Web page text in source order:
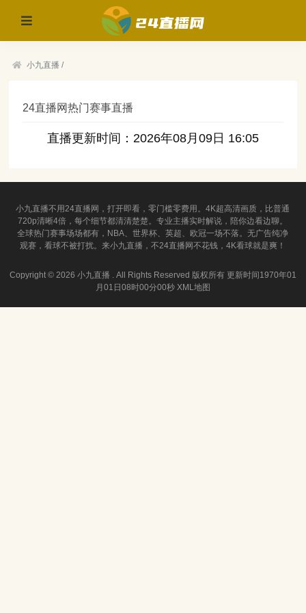
小九直播 /
24直播网热门赛事直播
直播更新时间：2026年08月09日 16:05
小九直播不用24直播网，打开即看，零门槛零费用。4K超高清画质，比普通
720p清晰4倍，每个细节都清清楚楚。专业主播实时解说，陪你边看边聊。
全球热门赛事场场都有，NBA、世界杯、英超、欧冠一场不落。无广告纯净
观赛，看球不被打扰。来小九直播，不24直播网不花钱，4K看球就是爽！
Copyright © 2026 小九直播 . All Rights Reserved 版权所有 更新时间1970年01
月01日08时00分00秒 XML地图